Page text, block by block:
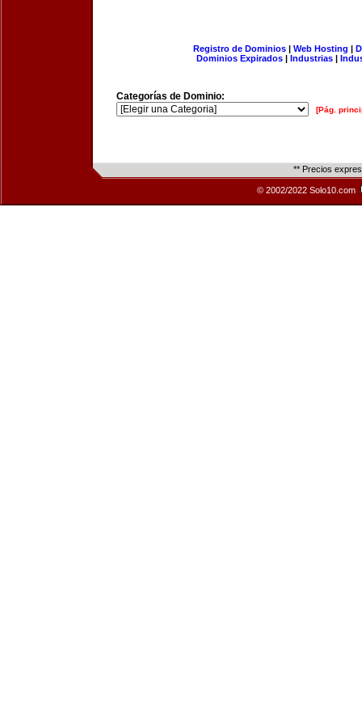
Registro de Dominios| Web Hosting |
Dominios Expirados | Industrias |
Categorías de Dominio:
[Pág.
** Precios
© 2002/2022 Solo10.com